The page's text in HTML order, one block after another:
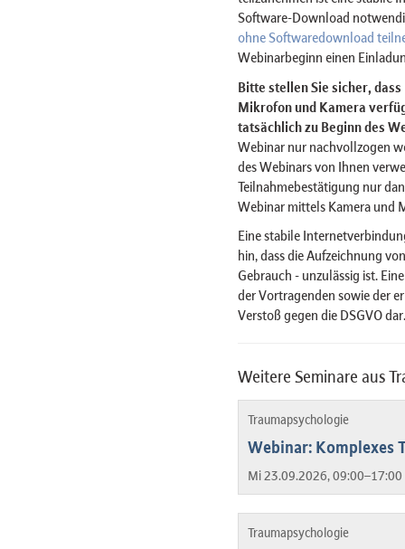
Software-Download
ohne Softwaredownload
Webinarbeginn einen
Bitte stellen Sie sicher,
Mikrofon und Kamera
tatsächlich zu Beginn des
Webinar nur nachvollzogen
des Webinars von Ihnen
Teilnahmebestätigung nur
Webinar mittels Kamera und
Eine stabile
hin, dass die Aufzeichnung
Gebrauch - unzulässig ist.
der Vortragenden sowie der
Verstoß gegen die DSGVO dar.
Weitere Seminare aus
Traumapsychologie
Webinar: Komplexes
Mi 23.09.2026,
Traumapsychologie